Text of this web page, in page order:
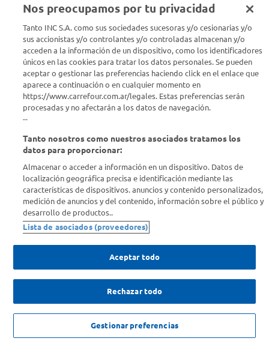
Conocenos
Info útil
Comprá Online
Dejanos tu mail para recibir todas las ofertas y promociones antes
que nadie.
Provincia
Copyright 2026 ©Carrefour. Todos los derechos reservados |
Condiciones del Servicio| Defensa de las y los Consumidores para
Nos preocupamos por tu privacidad
Tanto INC S.A. como sus sociedades sucesoras y/o cesionarias y/o
sus accionistas y/o controlantes y/o controladas almacenan y/o
acceden a la información de un dispositivo, como los identificadores
únicos en las cookies para tratar los datos personales. Se pueden
aceptar o gestionar las preferencias haciendo click en el enlace que
aparece a continuación o en cualquier momento en
https://www.carrefour.com.ar/legales. Estas preferencias serán
procesadas y no afectarán a los datos de navegación.
--
Tanto nosotros como nuestros asociados tratamos los
datos para proporcionar:
Almacenar o acceder a información en un dispositivo. Datos de
localización geográfica precisa e identificación mediante las
características de dispositivos. anuncios y contenido personalizados,
medición de anuncios y del contenido, información sobre el público y
desarrollo de productos..
Lista de asociados (proveedores)
Aceptar todo
Rechazar todo
Gestionar preferencias